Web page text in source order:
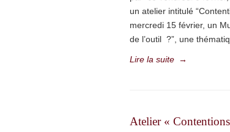
un atelier intitulé
mercredi 15 février, un
de l’outil ?”, une
Lire la suite →
Atelier «